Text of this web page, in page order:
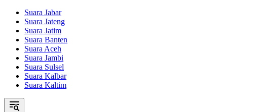
Suara Jabar
Suara Jateng
Suara Jatim
Suara Banten
Suara Aceh
Suara Jambi
Suara Sulsel
Suara Kalbar
Suara Kaltim